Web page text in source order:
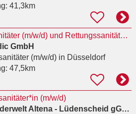
41,3km
Notfallsanitäter (m/w/d) und Rettungssanitäter (m/w/d) für Düsseldorf
GmbH
(m/w/d)in Düsseldorf
47,5km
(m/w/d)
DRK Kinderwelt Altena - Lüdenscheid gGmbH